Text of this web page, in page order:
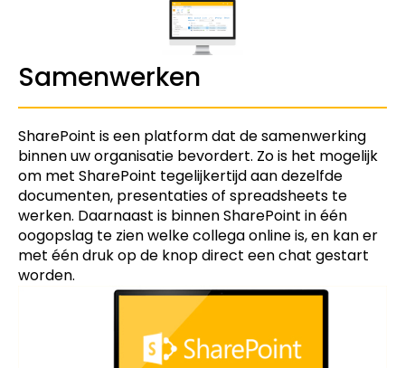
Samenwerken
SharePoint is een platform dat de samenwerking
binnen uw organisatie bevordert. Zo is het mogelijk
om met SharePoint tegelijkertijd aan dezelfde
documenten, presentaties of spreadsheets te
werken. Daarnaast is binnen SharePoint in één
oogopslag te zien welke collega online is, en kan er
met één druk op de knop direct een chat gestart
worden.